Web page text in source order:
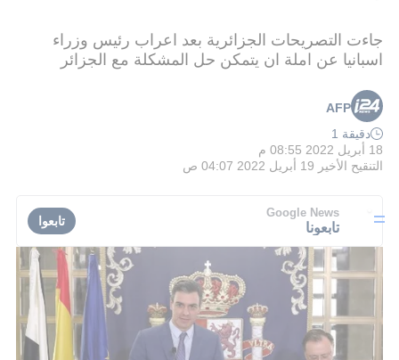
جاءت التصريحات الجزائرية بعد اعراب رئيس وزراء
اسبانيا عن املة ان يتمكن حل المشكلة مع الجزائر
AFP
دقيقة 1
18 أبريل 2022 08:55 م
التنقيح الأخير 19 أبريل 2022 04:07 ص
Google News
تابعونا تابعوا